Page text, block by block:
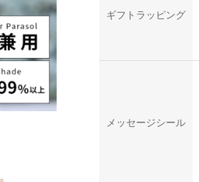
ギフトラッピング
メッセージシール